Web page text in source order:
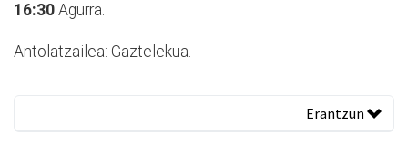
16:30 Agurra.
Antolatzailea: Gaztelekua.
Erantzun